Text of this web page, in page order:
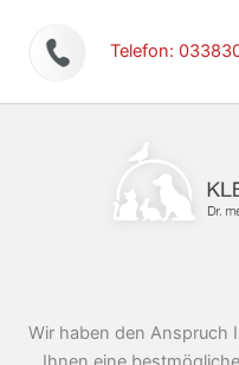
springen
Telefon:
Wir haben den Anspruch